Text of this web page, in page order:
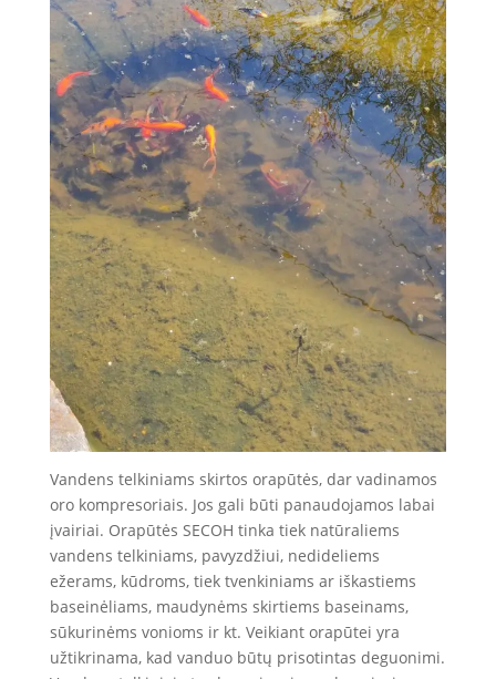
Vandens telkiniams skirtos orapūtės, dar vadinamos
oro kompresoriais. Jos gali būti panaudojamos labai
įvairiai. Orapūtės SECOH tinka tiek natūraliems
vandens telkiniams, pavyzdžiui, nedideliems
ežerams, kūdroms, tiek tvenkiniams ar iškastiems
baseinėliams, maudynėms skirtiems baseinams,
sūkurinėms vonioms ir kt. Veikiant orapūtei yra
užtikrinama, kad vanduo būtų prisotintas deguonimi.